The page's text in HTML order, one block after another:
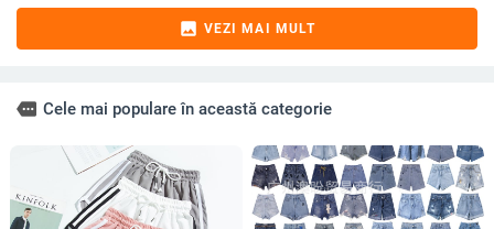
image VEZI MAI MULT
more Cele mai populare în această categorie